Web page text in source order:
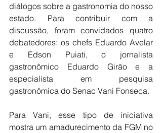
diálogos sobre a gastronomia do nosso
estado. Para contribuir com a
discussão, foram convidados quatro
debatedores: os chefs Eduardo Avelar
e Edson Puiati, o jornalista
gastronômico Eduardo Girão e a
especialista em pesquisa
gastronômica do Senac Vani Fonseca.
Para Vani, esse tipo de iniciativa
mostra um amadurecimento da FGM no